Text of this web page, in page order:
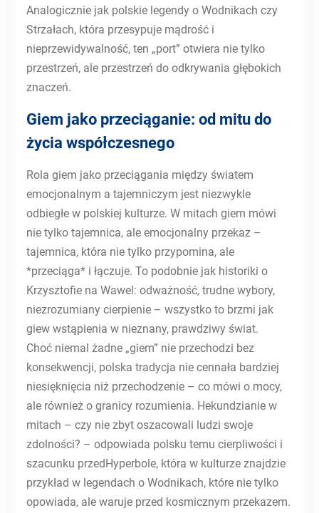
Analogicznie jak polskie legendy o Wodnikach czy
Strzałach, która przesypuje mądrość i
nieprzewidywalność, ten „port” otwiera nie tylko
przestrzeń, ale przestrzeń do odkrywania głębokich
znaczeń.
Giem jako przeciąganie: od mitu do
życia współczesnego
Rola giem jako przeciągania między światem
emocjonalnym a tajemniczym jest niezwykle
odbiegłe w polskiej kulturze. W mitach giem mówi
nie tylko tajemnica, ale emocjonalny przekaz –
tajemnica, która nie tylko przypomina, ale
*przeciąga* i łączuje. To podobnie jak historiki o
Krzysztofie na Wawel: odważność, trudne wybory,
niezrozumiany cierpienie – wszystko to brzmi jak
giew wstąpienia w nieznany, prawdziwy świat.
Choć niemal żadne „giem” nie przechodzi bez
konsekwencji, polska tradycja nie cennała bardziej
niesięknięcia niż przechodzenie – co mówi o mocy,
ale również o granicy rozumienia. Hekundzianie w
mitach – czy nie zbyt oszacowali ludzi swoje
zdolności? – odpowiada polsku temu cierpliwości i
szacunku przedHyperbole, która w kulturze znajdzie
przykład w legendach o Wodnikach, które nie tylko
opowiada, ale waruje przed kosmicznym przekazem.